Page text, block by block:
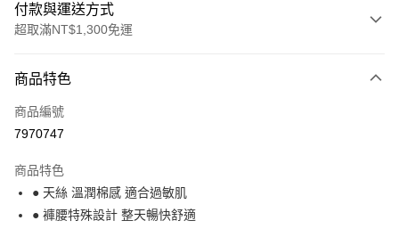
付款與運送方式
超取滿NT$1,300免運
信用卡一次付款
超商取貨付款
運送方式
全家取貨付款
每筆NT$90，滿NT$1,300(含以上)免運費
商品特色
商品編號
7970747
商品特色
● 天絲 溫潤棉感 適合過敏肌
● 褲腰特殊設計 整天暢快舒適